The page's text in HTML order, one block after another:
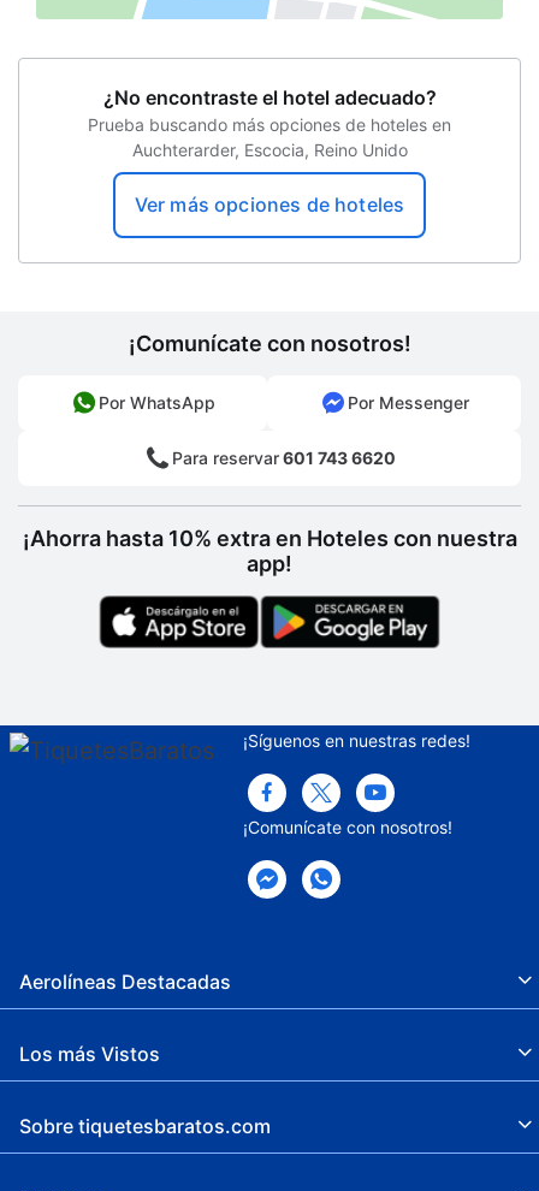
¿No encontraste el hotel adecuado?
Prueba buscando más opciones de hoteles en
Auchterarder, Escocia, Reino Unido
Ver más opciones de hoteles
¡Comunícate con nosotros!
Por WhatsApp Por Messenger
Para reservar601 743 6620
¡Ahorra hasta 10% extra en Hoteles con nuestra
app!
¡Síguenos en nuestras redes!
¡Comunícate con nosotros!
Aerolíneas Destacadas
Los más Vistos
Sobre tiquetesbaratos.com